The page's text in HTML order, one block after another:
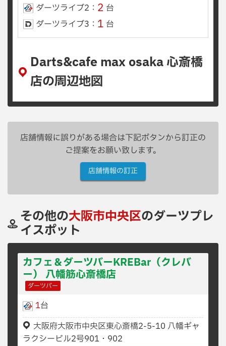
ダーツライブ2： 2 台
ダーツライブ3： 1 台
Darts&cafe max osaka 心斎橋
店の周辺地図
店舗情報に誤りがある場合は下記ボタンから訂正の
ご提案をお願い致します。
店舗情報の訂正
その他の大阪市中央区のダーツプレ
イスポット
カフェ＆ダーツバーKREBar（クレバ
ー） 八幡筋心斎橋店
ダーツバー
1台
大阪府大阪市中央区東心斎橋2-5-10 八幡ギャ
ラクシービル2号901・902